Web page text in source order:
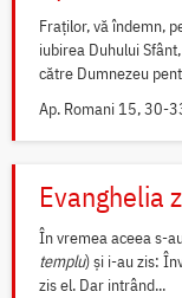
Fraților, vă îndemn,
iubirea Duhului
către Dumnezeu
Ap. Romani 15, 30-
Evanghelia
În vremea aceea s-
templu) și i-au zis:
zis el. Dar intrând...